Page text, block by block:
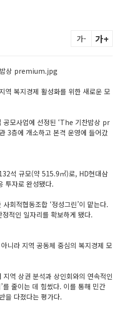
가- 가+
역 복지경제 활성화를 위한 새로운 모
공모사업에 선정된 ‘The 기찬밥상 pr
3층에 개소하고 본격 운영에 들어갔
석 규모(약 515.9㎡)로, HD현대삼
투자로 완성됐다.
회적협동조합 ‘정성그린’이 맡는다.
적인 일자리를 확보하게 됐다.
니라 지역 공동체 중심의 복지경제 모
역 상권 분석과 상인회와의 연속적인
를 줄이는 데 힘썼다. 이를 통해 민간
을 다졌다는 평가다.